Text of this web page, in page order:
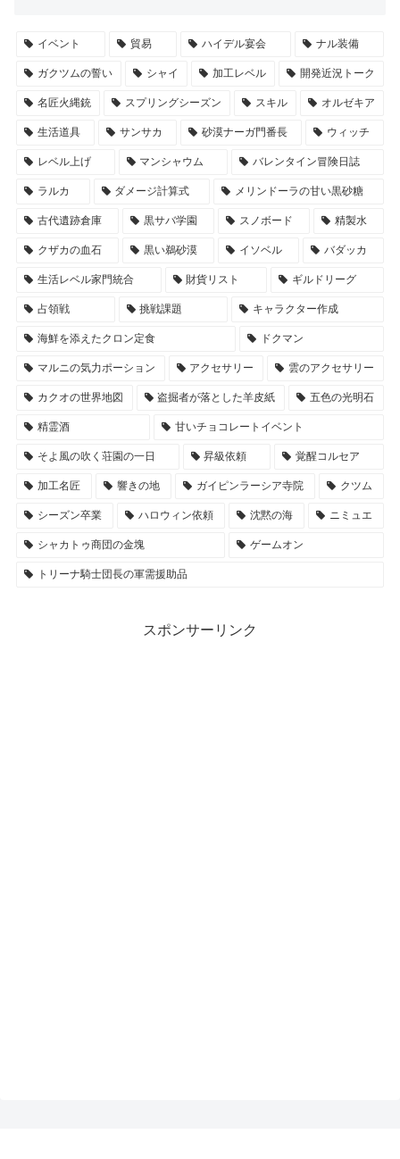
イベント 貿易 ハイデル宴会 ナル装備
ガクツムの誓い シャイ 加工レベル 開発近況トーク
名匠火縄銃 スプリングシーズン スキル オルゼキア
生活道具 サンサカ 砂漠ナーガ門番長 ウィッチ
レベル上げ マンシャウム バレンタイン冒険日誌
ラルカ ダメージ計算式 メリンドーラの甘い黒砂糖
古代遺跡倉庫 黒サバ学園 スノボード 精製水
クザカの血石 黒い鵜砂漠 イソベル バダッカ
生活レベル家門統合 財貨リスト ギルドリーグ
占領戦 挑戦課題 キャラクター作成
海鮮を添えたクロン定食 ドクマン
マルニの気力ポーション アクセサリー 雲のアクセサリー
カクオの世界地図 盗掘者が落とした羊皮紙 五色の光明石
精霊酒 甘いチョコレートイベント
そよ風の吹く荘園の一日 昇級依頼 覚醒コルセア
加工名匠 響きの地 ガイピンラーシア寺院 クツム
シーズン卒業 ハロウィン依頼 沈黙の海 ニミュエ
シャカトゥ商団の金塊 ゲームオン
トリーナ騎士団長の軍需援助品
スポンサーリンク